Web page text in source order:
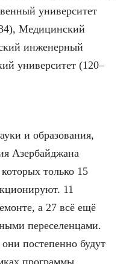
университет
Медицинский
инженерный
университет (120–
и образования,
Азербайджана
только 15
11
а 27 всё ещё
переселенцами.
постепенно будут